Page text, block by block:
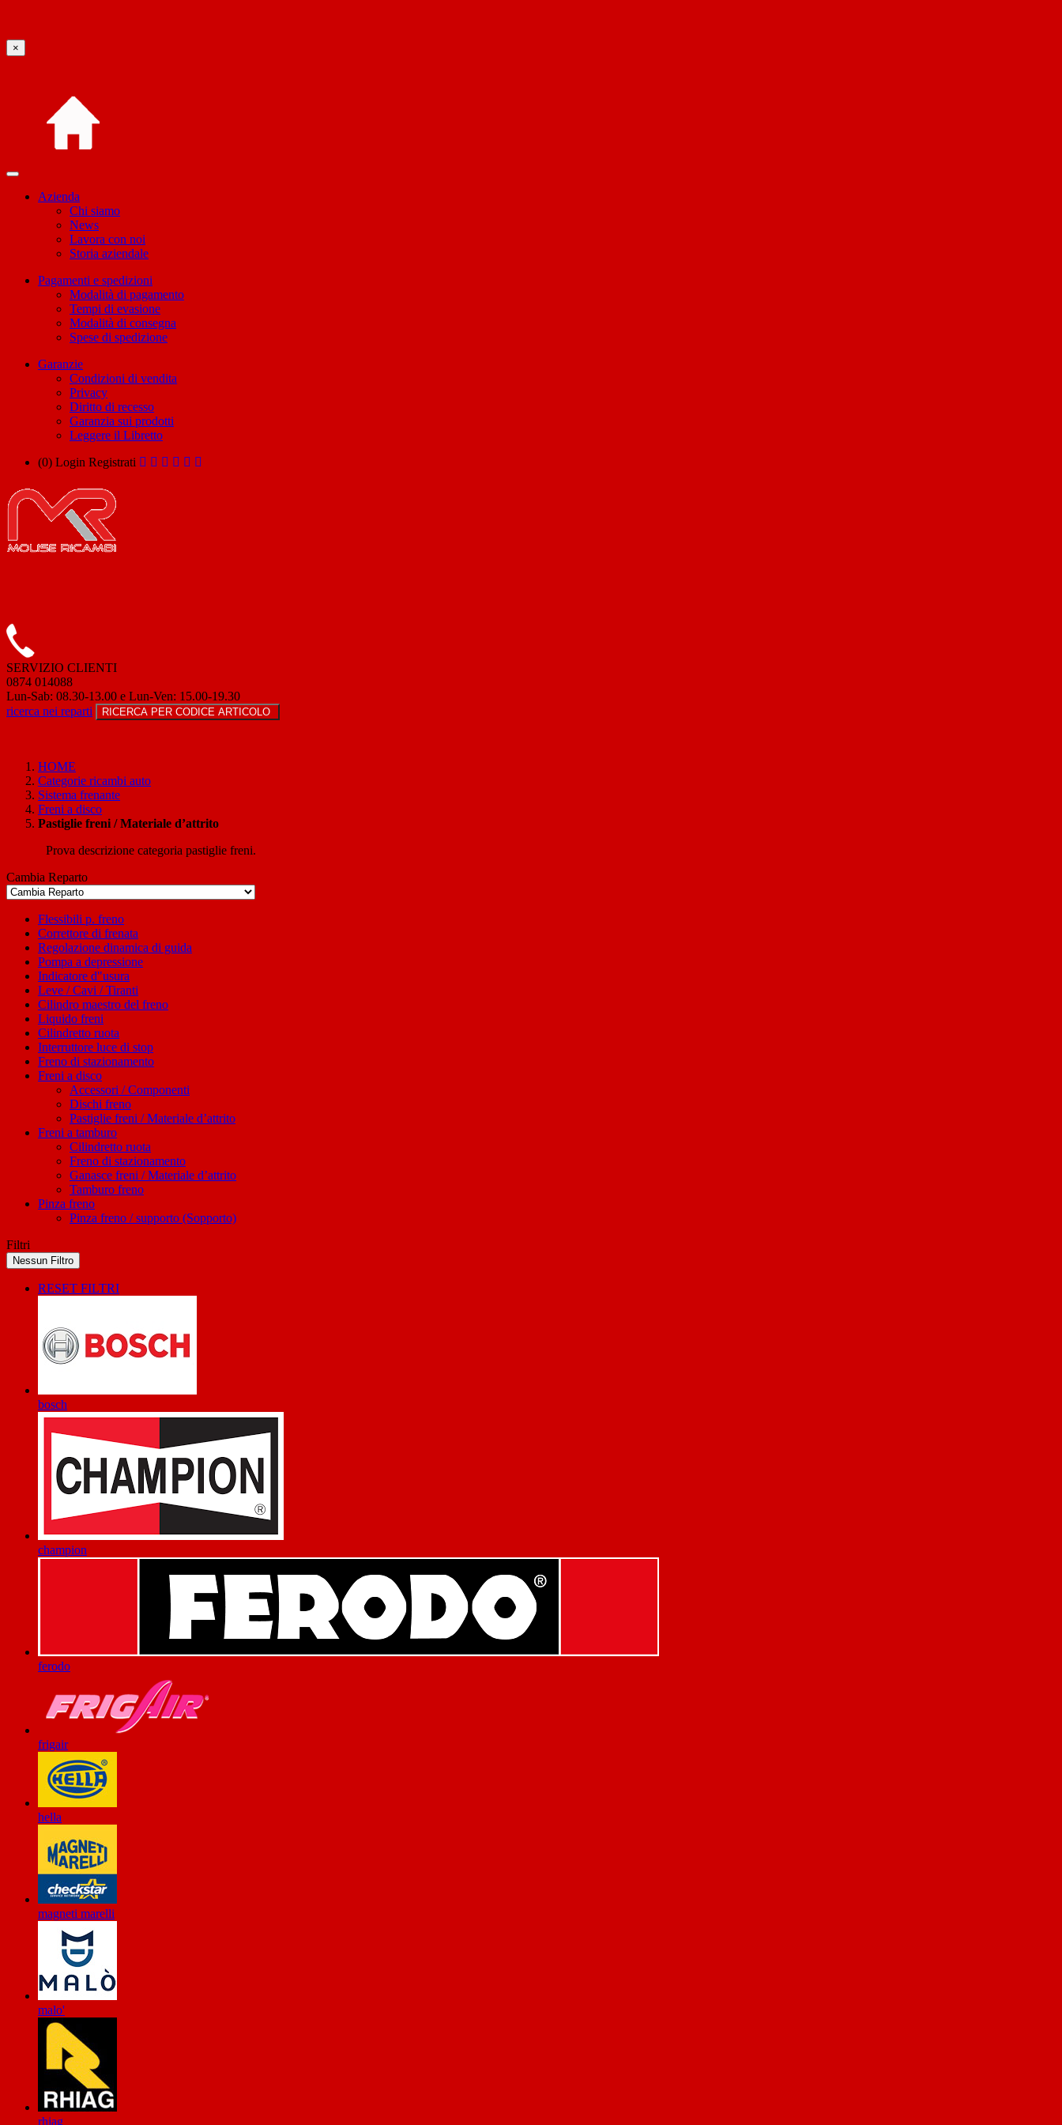
×
Azienda
Chi siamo
News
Lavora con noi
Storia aziendale
Pagamenti e spedizioni
Modalità di pagamento
Tempi di evasione
Modalità di consegna
Spese di spedizione
Garanzie
Condizioni di vendita
Privacy
Diritto di recesso
Garanzia sui prodotti
Leggere il Libretto
(0) Login Registrati
SERVIZIO CLIENTI
0874 014088
Lun-Sab: 08.30-13.00 e Lun-Ven: 15.00-19.30
ricerca nei reparti
RICERCA PER CODICE ARTICOLO
HOME
Categorie ricambi auto
Sistema frenante
Freni a disco
Pastiglie freni / Materiale d’attrito
Prova descrizione categoria pastiglie freni.
Cambia Reparto
Flessibili p. freno
Correttore di frenata
Regolazione dinamica di guida
Pompa a depressione
Indicatore d"usura
Leve / Cavi / Tiranti
Cilindro maestro del freno
Liquido freni
Cilindretto ruota
Interruttore luce di stop
Freno di stazionamento
Freni a disco
Accessori / Componenti
Dischi freno
Pastiglie freni / Materiale d’attrito
Freni a tamburo
Cilindretto ruota
Freno di stazionamento
Ganasce freni / Materiale d’attrito
Tamburo freno
Pinza freno
Pinza freno / supporto (Sopporto)
Filtri
Nessun Filtro
RESET FILTRI
bosch
champion
ferodo
frigair
hella
magneti marelli
malo'
rhiag